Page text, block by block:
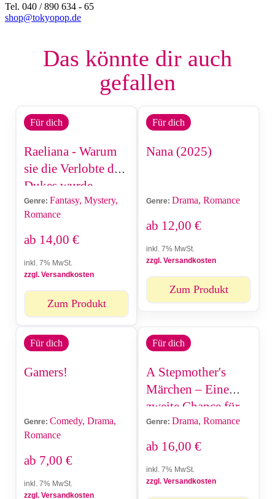
Tel. 040 / 890 634 - 65
shop@tokyopop.de
Das könnte dir auch
gefallen
Für dich
Raeliana - Warum
sie die Verlobte des
Dukes wurde
Genre: Fantasy, Mystery,
Romance
ab 14,00 €
inkl. 7% MwSt.
zzgl. Versandkosten
Zum Produkt
Für dich
Nana (2025)
Genre: Drama, Romance
ab 12,00 €
inkl. 7% MwSt.
zzgl. Versandkosten
Zum Produkt
Für dich
Gamers!
Genre: Comedy, Drama,
Romance
ab 7,00 €
inkl. 7% MwSt.
zzgl. Versandkosten
Für dich
A Stepmother's
Märchen – Eine
zweite Chance für
meine Familie
Genre: Drama, Romance
ab 16,00 €
inkl. 7% MwSt.
zzgl. Versandkosten